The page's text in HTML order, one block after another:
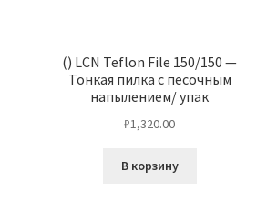
() LCN Teflon File 150/150 —
Тонкая пилка с песочным
напылением/ упак
₽1,320.00
В корзину